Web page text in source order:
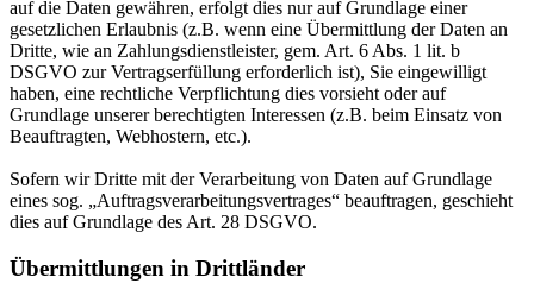
auf die Daten gewähren, erfolgt dies nur auf Grundlage einer
gesetzlichen Erlaubnis (z.B. wenn eine Übermittlung der Daten an
Dritte, wie an Zahlungsdienstleister, gem. Art. 6 Abs. 1 lit. b
DSGVO zur Vertragserfüllung erforderlich ist), Sie eingewilligt
haben, eine rechtliche Verpflichtung dies vorsieht oder auf
Grundlage unserer berechtigten Interessen (z.B. beim Einsatz von
Beauftragten, Webhostern, etc.).
Sofern wir Dritte mit der Verarbeitung von Daten auf Grundlage
eines sog. „Auftragsverarbeitungsvertrages“ beauftragen, geschieht
dies auf Grundlage des Art. 28 DSGVO.
Übermittlungen in Drittländer